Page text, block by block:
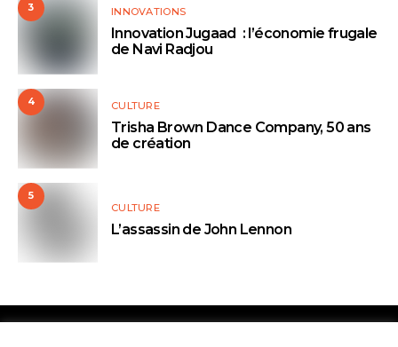
3 INNOVATIONS
Innovation Jugaad : l’économie frugale
de Navi Radjou
4 CULTURE
Trisha Brown Dance Company, 50 ans
de création
5
CULTURE
L’assassin de John Lennon